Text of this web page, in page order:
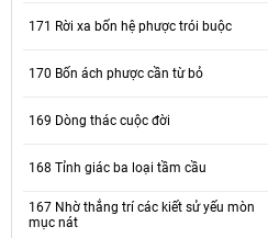
171 Rời xa bốn hệ phược trói buộc
170 Bốn ách phược cần từ bỏ
169 Dòng thác cuộc đời
168 Tỉnh giác ba loại tầm cầu
167 Nhờ thắng trí các kiết sử yếu mòn
mục nát